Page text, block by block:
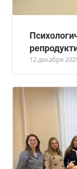
12 декабря